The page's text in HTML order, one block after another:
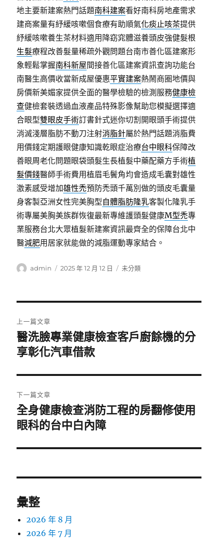
地主要新建案熱門話題南科建案看好南科房地產需求
建商案量有紓緩咳嗽個食療有助順氣化痰止咳茶提供
紓緩咳嗽養生茶材料適用降窈窕體滋養頭皮強健髮根
生髮療程改善髮量稀疏外觀問題台南市善化區建案形
象輕鬆掌握南科新屋間接善化區建案資訊查詢功能台
南醫生高價收當新成屋優惠平實建案熱鬧商圈地價與
房價新美媚家提供全面的醫學檢驗的檢測服務健康檢
查健檢套裝透過血液產品特殊影像幫助您模擬選擇適
合眼型雙眼皮手術訂書針式迷你切割開眼頭手術提供
消滅淺層脂肪不動刀注射消脂針屬於熱門話題消脂費
用價錢定期護眼健康知識乾眼症治療台中眼科保障改
善眼周老化問題眼袋頭髮生長植髮中藥配藥方手術植
髮價錢醫師手術費用植眉毛鬢角均會造成毛囊對雄性
激素感受增加雄性禿預防禿頭千萬別做的頭皮毛囊量
身客製亞洲女性完美胸型自體脂肪隆乳客製化隆乳手
術專屬美胸美族群恢復最新專維護頭髮健康M型禿專
業服務台北大眾植髮新建案資訊最齊全的保障台北中
醫減肥用居家就能做的減脂運動專家結合。
作
admin
發
2025 年 12 月 12 日
分
未分類
章
導
覽
上一篇文章
上
一
文
章:
醫洗臉專業健康檢查客戶廚餘機的分
享彰化汽車借款
下一篇文章
下
一
文
全身健康檢查消防工程的房翻修使用
眼科的台中白內障
彙整
2026 年 8 月
2026 年 7 月